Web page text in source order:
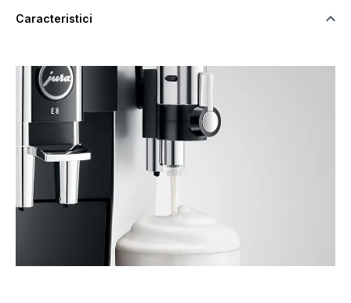
Caracteristici